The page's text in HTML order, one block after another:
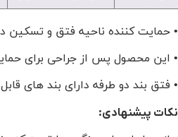
• حمایت کننده ناحیه فتق و تسکین
• این محصول پس از جراحی برای
• فتق بند دو طرفه دارای بند های
نکات پیشنهادی: